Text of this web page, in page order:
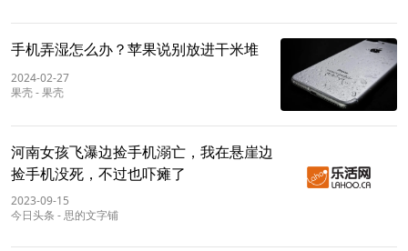
手机弄湿怎么办？苹果说别放进干米堆
2024-02-27
果壳-果壳
河南女孩飞瀑边捡手机溺亡，我在悬崖边
捡手机没死，不过也吓瘫了
2023-09-15
今日头条 -思的文字铺